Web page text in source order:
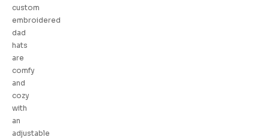
custom
embroidered
dad
hats
are
comfy
and
cozy
with
an
adjustable